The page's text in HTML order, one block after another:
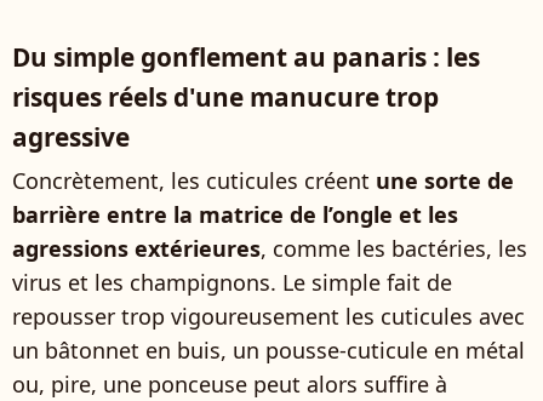
Du simple gonflement au panaris : les
risques réels d'une manucure trop
agressive
Concrètement, les cuticules créent une sorte de
barrière entre la matrice de l’ongle et les
agressions extérieures, comme les bactéries, les
virus et les champignons. Le simple fait de
repousser trop vigoureusement les cuticules avec
un bâtonnet en buis, un pousse-cuticule en métal
ou, pire, une ponceuse peut alors suffire à